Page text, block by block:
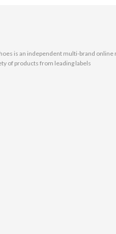
is an independent multi-brand
of products from leading labels.